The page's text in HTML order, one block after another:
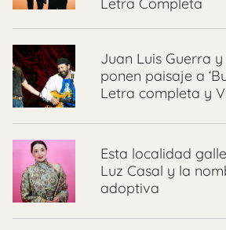
Letra Completa
Juan Luis Guerra
ponen paisaje a
Letra completa y
Esta localidad
Luz Casal y la
adoptiva